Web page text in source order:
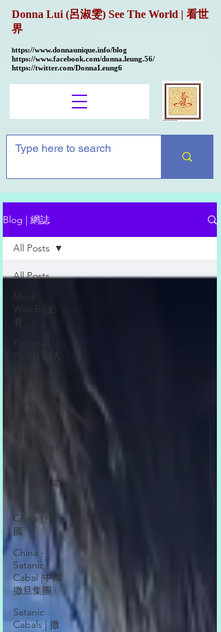
Donna Lui (呂淑雯) See The World | 看世
界
https://www.donnaunique.info/blog
https://www.facebook.com/donna.leung.56/
https://twitter.com/DonnaLeung6
Blog | 網誌
All Posts
Must
Watch | 必
看
Taiwan | 中
Europe | 歐
China | 中
國
China -
Satanic
Cabal |中國
撒旦集團
Satanic
Cabals | 撒
All Posts